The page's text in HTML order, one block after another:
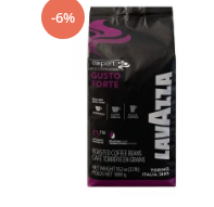
-6%